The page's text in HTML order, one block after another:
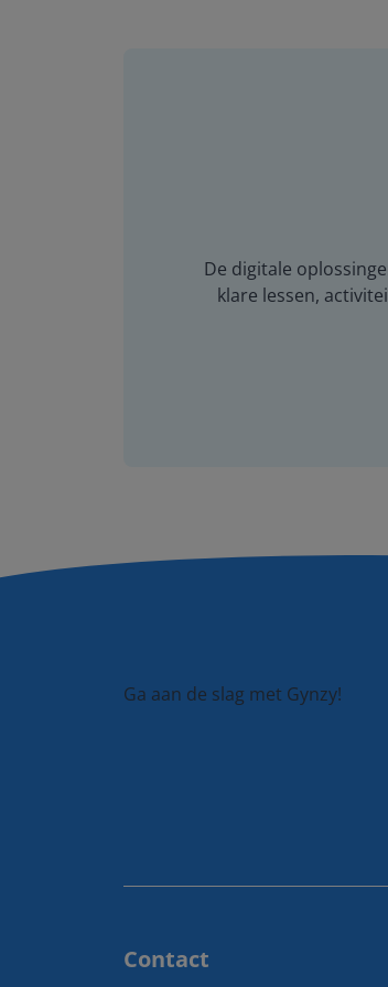
De digitale
klare lessen,
Ga aan de slag met Gynzy!
Contact